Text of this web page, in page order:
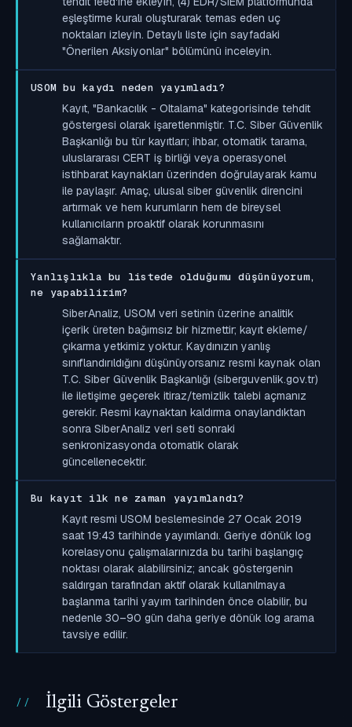
eşleştirme kuralı oluşturarak temas eden uç
noktaları izleyin. Detaylı liste için sayfadaki
"Önerilen Aksiyonlar" bölümünü inceleyin.
USOM bu kaydı neden yayımladı?
Kayıt, "Bankacılık - Oltalama" kategorisinde tehdit
göstergesi olarak işaretlenmiştir. T.C. Siber Güvenlik
Başkanlığı bu tür kayıtları; ihbar, otomatik tarama,
uluslararası CERT iş birliği veya operasyonel
istihbarat kaynakları üzerinden doğrulayarak kamu
ile paylaşır. Amaç, ulusal siber güvenlik direncini
artırmak ve hem kurumların hem de bireysel
kullanıcıların proaktif olarak korunmasını
sağlamaktır.
Yanlışlıkla bu listede olduğumu düşünüyorum,
ne yapabilirim?
SiberAnaliz, USOM veri setinin üzerine analitik
içerik üreten bağımsız bir hizmettir; kayıt ekleme/
çıkarma yetkimiz yoktur. Kaydınızın yanlış
sınıflandırıldığını düşünüyorsanız resmi kaynak olan
T.C. Siber Güvenlik Başkanlığı (siberguvenlik.gov.tr)
ile iletişime geçerek itiraz/temizlik talebi açmanız
gerekir. Resmi kaynaktan kaldırma onaylandıktan
sonra SiberAnaliz veri seti sonraki
senkronizasyonda otomatik olarak
güncellenecektir.
Bu kayıt ilk ne zaman yayımlandı?
Kayıt resmi USOM beslemesinde 27 Ocak 2019
saat 19:43 tarihinde yayımlandı. Geriye dönük log
korelasyonu çalışmalarınızda bu tarihi başlangıç
noktası olarak alabilirsiniz; ancak göstergenin
saldırgan tarafından aktif olarak kullanılmaya
başlanma tarihi yayım tarihinden önce olabilir, bu
nedenle 30–90 gün daha geriye dönük log arama
tavsiye edilir.
İlgili Göstergeler